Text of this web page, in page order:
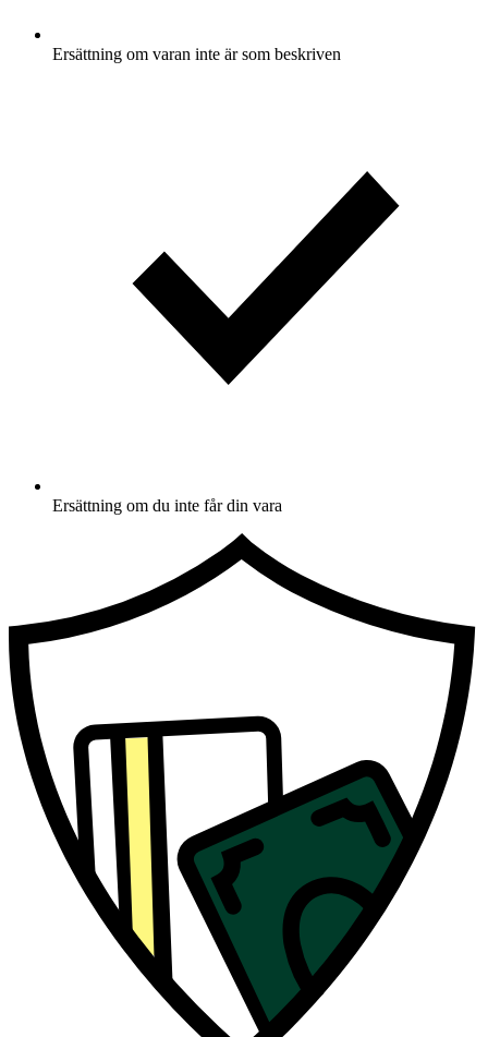
Ersättning om varan inte är som beskriven
Ersättning om du inte får din vara